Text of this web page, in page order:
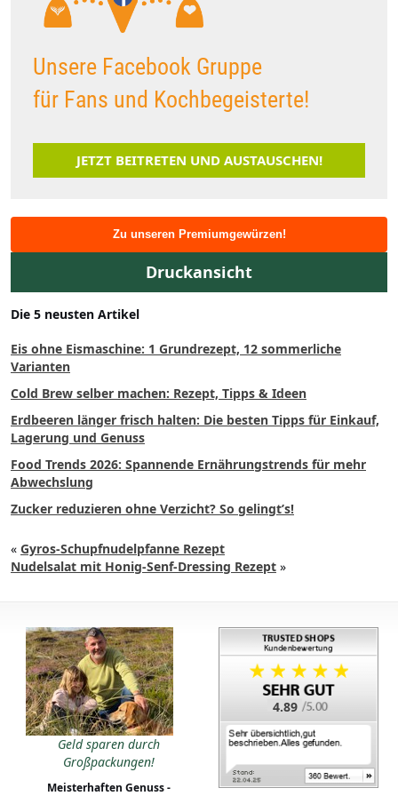
Unsere Facebook Gruppe
für Fans und Kochbegeisterte!
JETZT BEITRETEN UND AUSTAUSCHEN!
Zu unseren Premiumgewürzen!
Druckansicht
Die 5 neusten Artikel
Eis ohne Eismaschine: 1 Grundrezept, 12 sommerliche
Varianten
Cold Brew selber machen: Rezept, Tipps & Ideen
Erdbeeren länger frisch halten: Die besten Tipps für Einkauf,
Lagerung und Genuss
Food Trends 2026: Spannende Ernährungstrends für mehr
Abwechslung
Zucker reduzieren ohne Verzicht? So gelingt’s!
« Gyros-Schupfnudelpfanne Rezept
Nudelsalat mit Honig-Senf-Dressing Rezept »
Geld sparen durch
Großpackungen!
Meisterhaften Genuss -
4.89